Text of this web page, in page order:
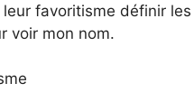
favoritisme définir
voir mon nom.